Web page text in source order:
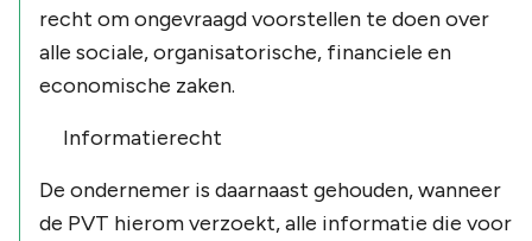
recht om ongevraagd voorstellen te doen over
alle sociale, organisatorische, financiele en
economische zaken.
Informatierecht
De ondernemer is daarnaast gehouden, wanneer
de PVT hierom verzoekt, alle informatie die voor